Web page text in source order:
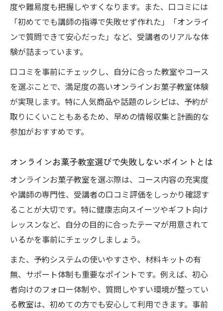
度や難易度も把握しやすくなります。また、口コミには
「初めてでも講師の指導で失敗せず作れた」「オンライ
ンで質問できて安心だった」など、受講者のリアルな体
験が詰まっています。
口コミを事前にチェックし、自分に合った教室やコース
を選ぶことで、満足度の高いオンラインお菓子教室体験
が実現します。特に人気商品や話題のレシピは、予約が
取りにくいこともあるため、早めの情報収集と計画的な
参加がおすすめです。
オンラインお菓子教室選びで失敗しないポイントとは
オンラインお菓子教室を選ぶ際は、コース内容の充実度
や講師の専門性、受講者の口コミ評価をしっかり確認す
ることが大切です。特に健康志向スイーツやギフト向け
レッスンなど、自分の目的に合ったテーマが用意されて
いるかを事前にチェックしましょう。
また、予約システムの使いやすさや、材料キットの有
無、サポート体制も重要なポイントです。例えば、初心
者向けのフォロー体制や、質問しやすい環境が整ってい
る教室は、初めての方でも安心して利用できます。事前